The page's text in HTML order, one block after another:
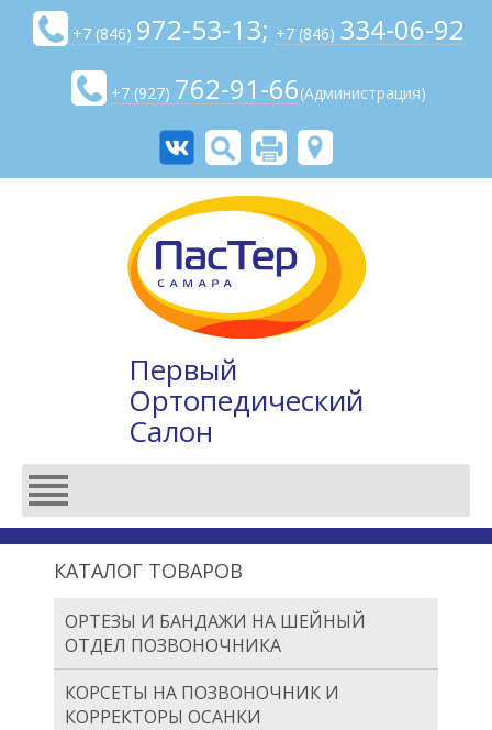
+7 (846) 972-53-13; +7 (846) 334-06-92
+7 (927) 762-91-66(Администрация)
Первый
Ортопедический
Салон
КАТАЛОГ ТОВАРОВ
ОРТЕЗЫ И БАНДАЖИ НА ШЕЙНЫЙ
ОТДЕЛ ПОЗВОНОЧНИКА
КОРСЕТЫ НА ПОЗВОНОЧНИК И
КОРРЕКТОРЫ ОСАНКИ